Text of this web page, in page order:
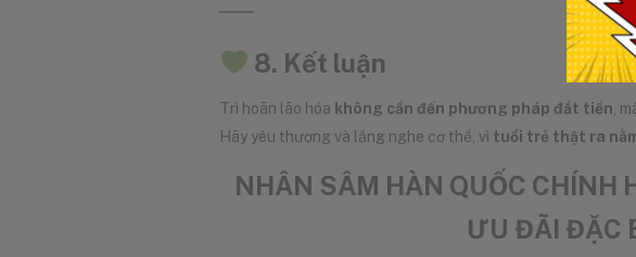
8. Kết luận
Trì hoãn lão hóa không cần đến phương pháp đắt tiền ,
Hãy yêu thương và lắng nghe cơ thể, vì tuổi trẻ thật ra
NHÂN SÂM HÀN QUỐC CHÍNH
ƯU ĐÃI ĐẶC